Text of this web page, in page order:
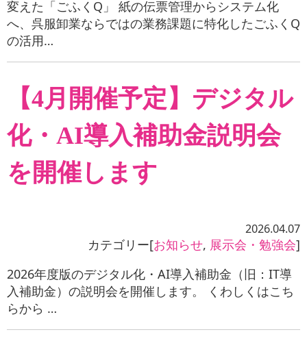
変えた「ごふくQ」 紙の伝票管理からシステム化
へ、呉服卸業ならではの業務課題に特化したごふくQ
の活用…
【4月開催予定】デジタル
化・AI導入補助金説明会
を開催します
2026.04.07
カテゴリー[お知らせ, 展示会・勉強会]
2026年度版のデジタル化・AI導入補助金（旧：IT導
入補助金）の説明会を開催します。 くわしくはこち
らから …